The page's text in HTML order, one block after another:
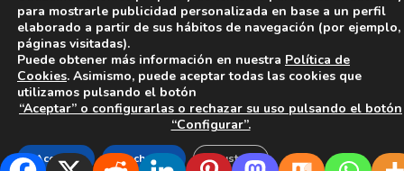
para mostrarle publicidad personalizada en base a un perfil
elaborado a partir de sus hábitos de navegación (por ejemplo,
páginas visitadas).
Puede obtener más información en nuestra Política de
Cookies. Asimismo, puede aceptar todas las cookies que
utilizamos pulsando el botón
“Aceptar” o configurarlas o rechazar su uso pulsando el botón
“Configurar”.
Aceptar Rechazar Ajustes